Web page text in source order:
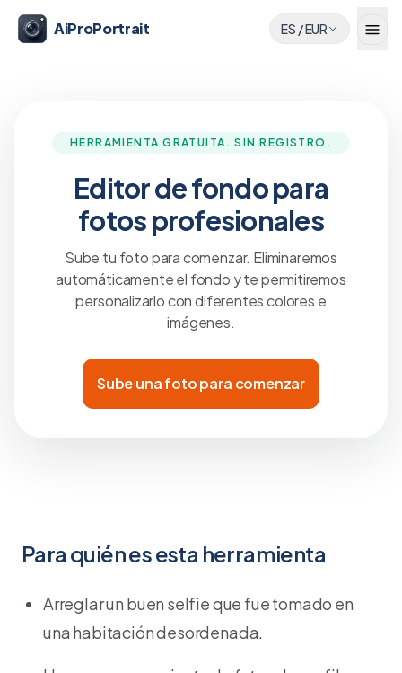
AiProPortrait ES /EUR
HERRAMIENTA GRATUITA. SIN REGISTRO.
Editor de fondo para
fotos profesionales
Sube tu foto para comenzar. Eliminaremos
automáticamente el fondo y te permitiremos
personalizarlo con diferentes colores e
imágenes.
Sube una foto para comenzar
Para quién es esta herramienta
Arreglar un buen selfie que fue tomado en
una habitación desordenada.